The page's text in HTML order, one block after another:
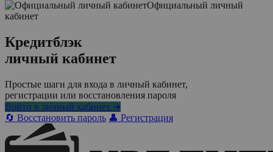
Официальный личный
кабинет
Кредитблэк
личный кабинет
Простые шаги для входа в личный кабинет,
регистрации или восстановления пароля
Войти в личный кабинет ➜
🔄 Восстановить пароль 👤 Регистрация